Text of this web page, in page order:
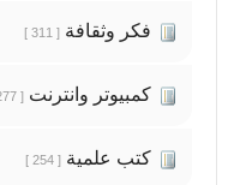
فكر وثقافة [ 311 ]
كمبيوتر وانترنت [ 277 ]
كتب علمية [ 254 ]